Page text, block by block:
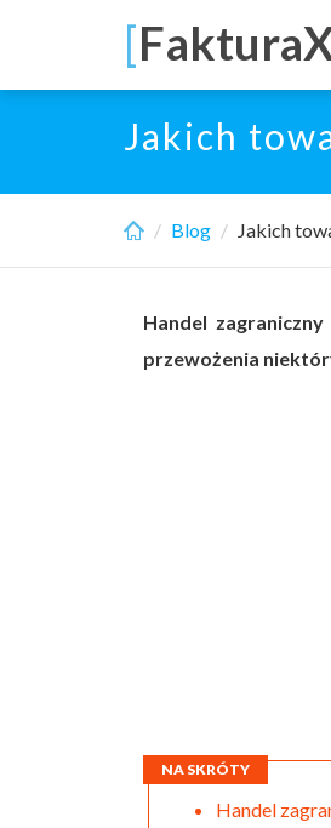
main
[
Jakich
Blog Jakich
Handel
przewożenia
NA SKRÓTY
Handel